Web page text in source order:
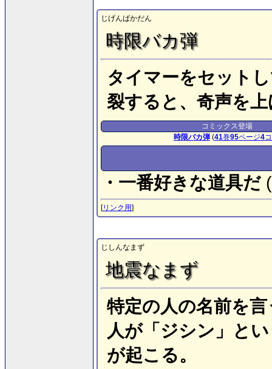
じげんばかだん
時限バカ弾
タイマーをセット
裂すると、奇声を
コミックス登場
時限バカ弾(41巻95ページ4
・一番好きな道具だ(
[リンク用]
じしんなまず
地震なまず
特定の人の名前を
人が「ジシン」と
が起こる。